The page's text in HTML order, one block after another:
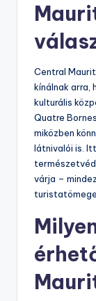
Central
kínálnak arra,
kulturális
Quatre
miközben
látnivalói is.
várja –